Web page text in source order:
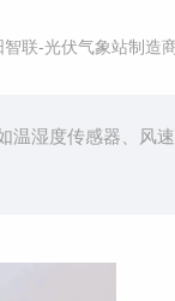
联-光伏气象站制造
湿度传感器、风